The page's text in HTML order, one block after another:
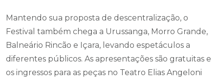
Mantendo sua proposta de descentralização, o
Festival também chega a Urussanga, Morro Grande,
Balneário Rincão e Içara, levando espetáculos a
diferentes públicos. As apresentações são gratuitas e
os ingressos para as peças no Teatro Elias Angeloni